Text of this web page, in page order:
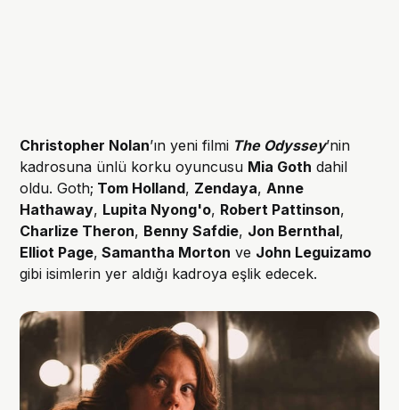
Christopher Nolan’ın yeni filmi The Odyssey’nin
kadrosuna ünlü korku oyuncusu Mia Goth dahil
oldu. Goth; Tom Holland, Zendaya, Anne
Hathaway, Lupita Nyong'o, Robert Pattinson,
Charlize Theron, Benny Safdie, Jon Bernthal,
Elliot Page, Samantha Morton ve John Leguizamo
gibi isimlerin yer aldığı kadroya eşlik edecek.